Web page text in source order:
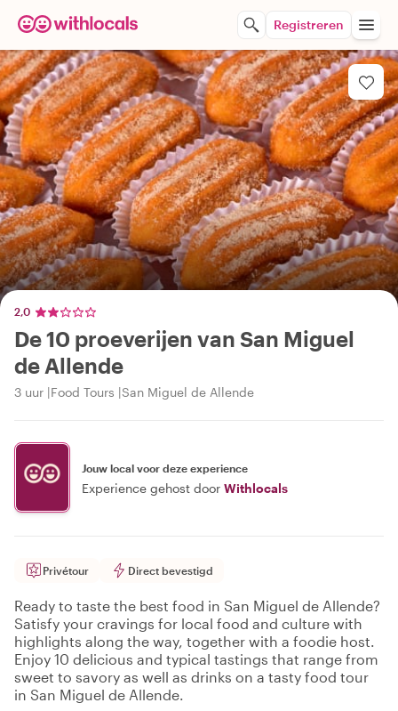
Registreren
2,0
De 10 proeverijen van San Miguel
de Allende
3 uur Food Tours San Miguel de Allende
Jouw local voor deze experience
Experience gehost door Withlocals
Privétour Direct bevestigd
Ready to taste the best food in San Miguel de Allende?
Satisfy your cravings for local food and culture with
highlights along the way, together with a foodie host.
Enjoy 10 delicious and typical tastings that range from
sweet to savory as well as drinks on a tasty food tour
in San Miguel de Allende.